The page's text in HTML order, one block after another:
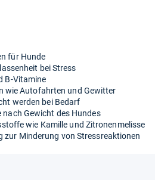
für Hunde
bei Stress
B-​Vit­amine
wie Auto­fahr­ten und Gewit­ter
wer­den bei Bedarf
Gewicht des Hun­des
wie Kamille und Zitro­nen­me­lisse
zur Min­de­rung von Stress­re­ak­tio­nen